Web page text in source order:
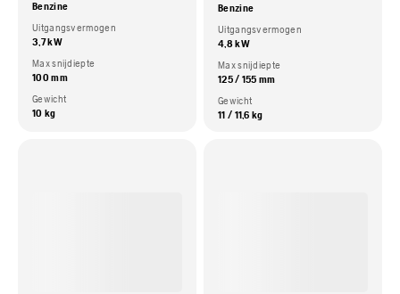
Benzine
Uitgangsvermogen
3,7 kW
Max snijdiepte
100 mm
Gewicht
10 kg
Benzine
Uitgangsvermogen
4,8 kW
Max snijdiepte
125 / 155 mm
Gewicht
11 / 11,6 kg